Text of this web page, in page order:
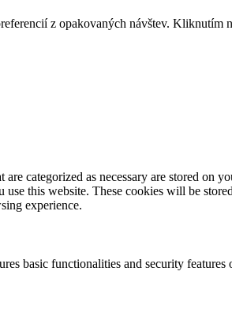
z opakovaných návštev. Kliknutím
categorized as necessary are stored on
this website. These cookies will be
experience.
basic functionalities and security